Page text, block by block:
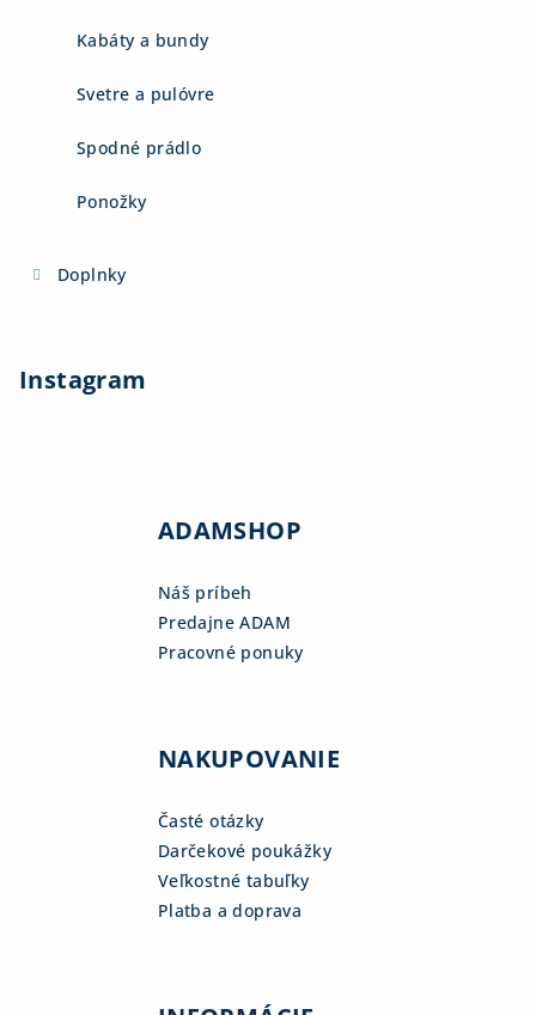
Kabáty a bundy
Svetre a pulóvre
Spodné prádlo
Ponožky
Doplnky
Instagram
ADAMSHOP
Náš príbeh
Predajne ADAM
Pracovné ponuky
NAKUPOVANIE
Časté otázky
Darčekové poukážky
Veľkostné tabuľky
Platba a doprava